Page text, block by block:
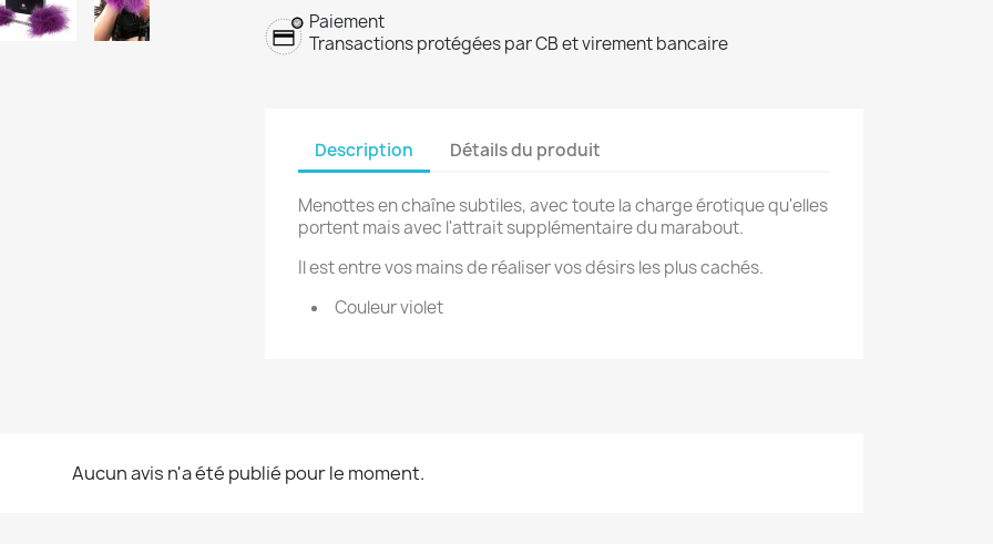
Paiement
Transactions protégées par CB et virement bancaire
Description Détails du produit
Menottes en chaîne subtiles, avec toute la charge érotique qu'elles
portent mais avec l'attrait supplémentaire du marabout.
Il est entre vos mains de réaliser vos désirs les plus cachés.
Couleur violet
Aucun avis n'a été publié pour le moment.